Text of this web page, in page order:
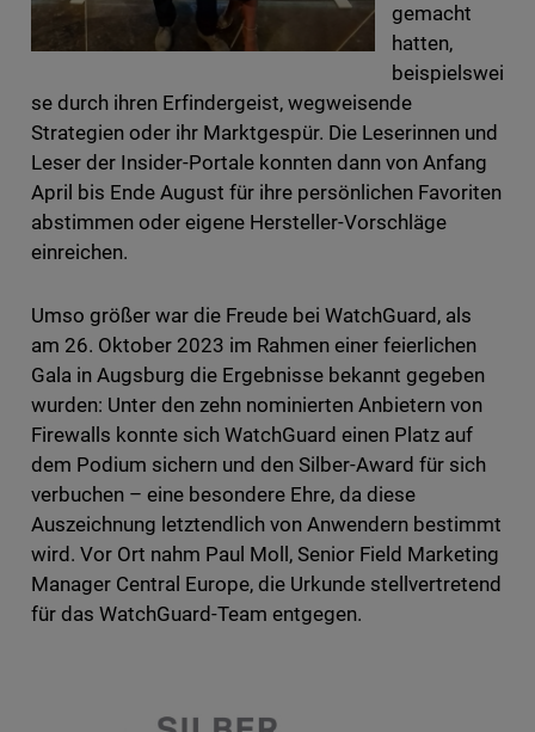
gemacht
hatten,
beispielswei
se durch ihren Erfindergeist, wegweisende
Strategien oder ihr Marktgespür. Die Leserinnen und
Leser der Insider-Portale konnten dann von Anfang
April bis Ende August für ihre persönlichen Favoriten
abstimmen oder eigene Hersteller-Vorschläge
einreichen.
Umso größer war die Freude bei WatchGuard, als
am 26. Oktober 2023 im Rahmen einer feierlichen
Gala in Augsburg die Ergebnisse bekannt gegeben
wurden: Unter den zehn nominierten Anbietern von
Firewalls konnte sich WatchGuard einen Platz auf
dem Podium sichern und den Silber-Award für sich
verbuchen – eine besondere Ehre, da diese
Auszeichnung letztendlich von Anwendern bestimmt
wird. Vor Ort nahm Paul Moll, Senior Field Marketing
Manager Central Europe, die Urkunde stellvertretend
für das WatchGuard-Team entgegen.